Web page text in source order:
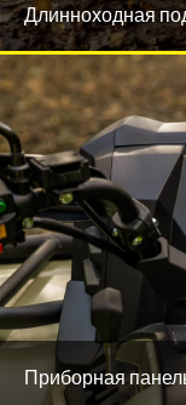
Длинноходная
Приборная